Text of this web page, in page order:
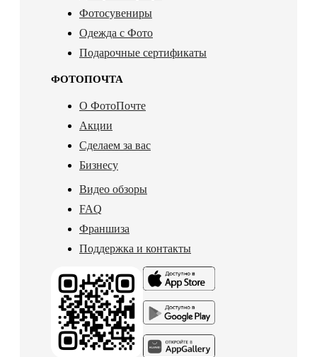
Фотосувениры
Одежда с Фото
Подарочные сертификаты
ФОТОПОЧТА
О ФотоПочте
Акции
Сделаем за вас
Бизнесу
Видео обзоры
FAQ
Франшиза
Поддержка и контакты